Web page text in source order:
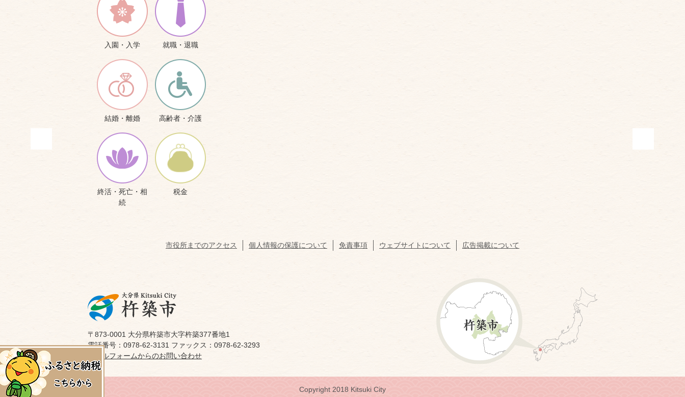
入園・入学 就職・退職
結婚・離婚 高齢者・介護
終活・死亡・相
続
税金
市役所までのアクセス 個人情報の保護について 免責事項 ウェブサイトについて 広告掲載について
〒873-0001 大分県杵築市大字杵築377番地1
電話番号：0978-62-3131 ファックス：0978-62-3293
メールフォームからのお問い合わせ
Copyright 2018 Kitsuki City